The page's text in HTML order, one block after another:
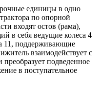
единицы в одно
по опорной
входят остов (рама),
в себя ведущие колеса 4
11, поддерживающие
взаимодействует с
подведенное
в поступательное